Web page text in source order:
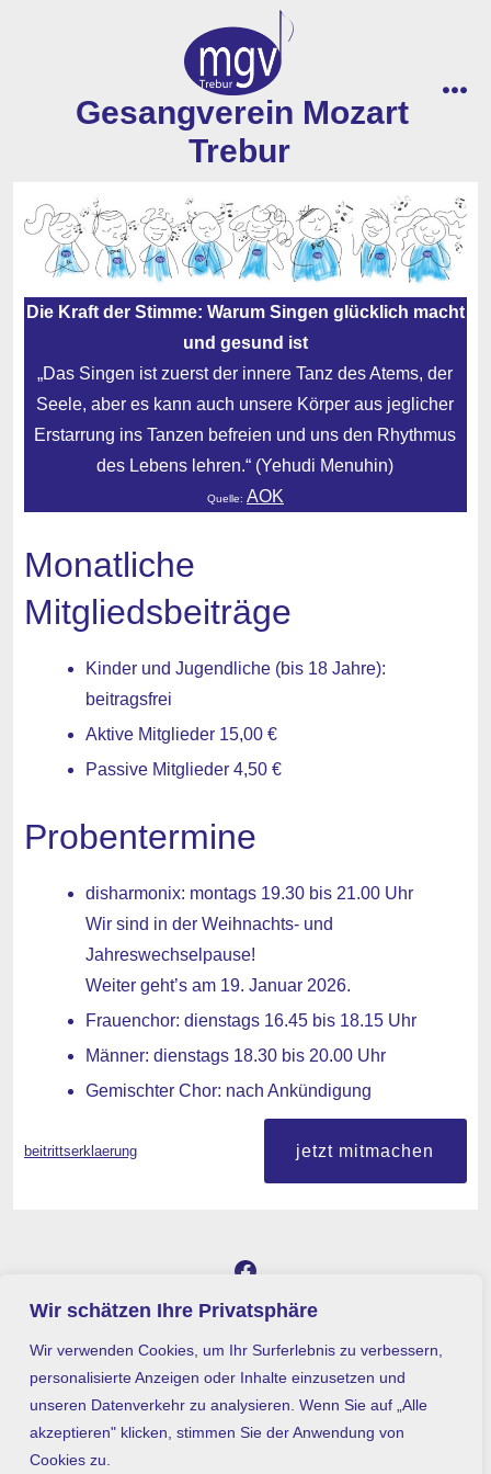
Wir schätzen Ihre Privatsphäre
Wir verwenden Cookies, um Ihr Surferlebnis zu verbessern,
personalisierte Anzeigen oder Inhalte einzusetzen und
unseren Datenverkehr zu analysieren. Wenn Sie auf „Alle
akzeptieren" klicken, stimmen Sie der Anwendung von
Cookies zu.
Gesangverein Mozart
Trebur
Die Kraft der Stimme: Warum Singen glücklich macht
und gesund ist
„Das Singen ist zuerst der innere Tanz des Atems, der
Seele, aber es kann auch unsere Körper aus jeglicher
Erstarrung ins Tanzen befreien und uns den Rhythmus
des Lebens lehren.“ (Yehudi Menuhin)
Quelle: AOK
Monatliche
Mitgliedsbeiträge
Kinder und Jugendliche (bis 18 Jahre):
beitragsfrei
Aktive Mitglieder 15,00 €
Passive Mitglieder 4,50 €
Probentermine
disharmonix: montags 19.30 bis 21.00 Uhr
Wir sind in der Weihnachts- und
Jahreswechselpause!
Weiter geht’s am 19. Januar 2026.
Frauenchor: dienstags 16.45 bis 18.15 Uhr
Männer: dienstags 18.30 bis 20.00 Uhr
Gemischter Chor: nach Ankündigung
beitrittserklaerung jetzt mitmachen
in
neuem
Tab
öffnen
datenschutz
vereinssatzung